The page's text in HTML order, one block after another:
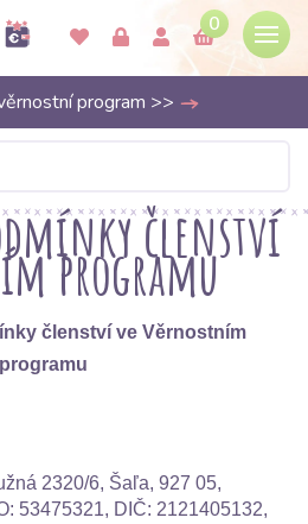
0
program >>
členství
programu
členství ve Věrnostním
programu
2320/6, Šaľa, 927 05,
53475321, DIČ: 2121405132,